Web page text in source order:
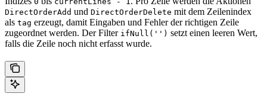
DirectOrderAdd und DirectOrderDelete mit dem Zeilenindex
als tag erzeugt, damit Eingaben und Fehler der richtigen Zeile
zugeordnet werden. Der Filter ifNull('') setzt einen leeren Wert,
falls die Zeile noch nicht erfasst wurde.